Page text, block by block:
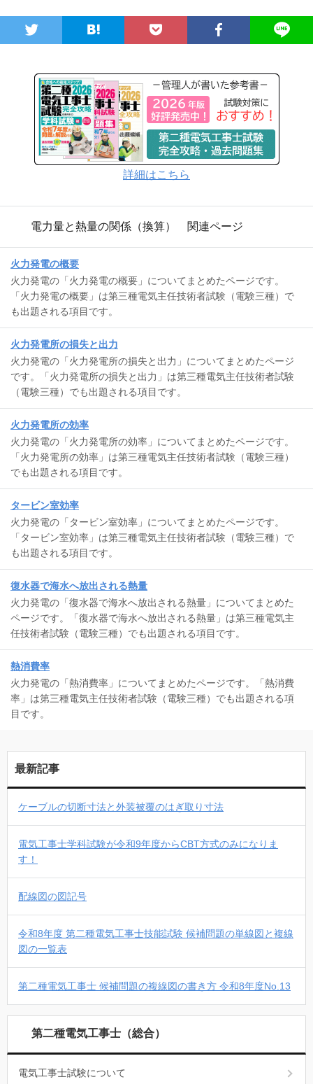
詳細はこちら
電力量と熱量の関係（換算） 関連ページ
火力発電の概要
火力発電の「火力発電の概要」についてまとめたページです。
「火力発電の概要」は第三種電気主任技術者試験（電験三種）で
も出題される項目です。
火力発電所の損失と出力
火力発電の「火力発電所の損失と出力」についてまとめたページ
です。「火力発電所の損失と出力」は第三種電気主任技術者試験
（電験三種）でも出題される項目です。
火力発電所の効率
火力発電の「火力発電所の効率」についてまとめたページです。
「火力発電所の効率」は第三種電気主任技術者試験（電験三種）
でも出題される項目です。
タービン室効率
火力発電の「タービン室効率」についてまとめたページです。
「タービン室効率」は第三種電気主任技術者試験（電験三種）で
も出題される項目です。
復水器で海水へ放出される熱量
火力発電の「復水器で海水へ放出される熱量」についてまとめた
ページです。「復水器で海水へ放出される熱量」は第三種電気主
任技術者試験（電験三種）でも出題される項目です。
熱消費率
火力発電の「熱消費率」についてまとめたページです。「熱消費
率」は第三種電気主任技術者試験（電験三種）でも出題される項
目です。
最新記事
ケーブルの切断寸法と外装被覆のはぎ取り寸法
電気工事士学科試験が令和9年度からCBT方式のみになりま
す！
配線図の図記号
令和8年度 第二種電気工事士技能試験 候補問題の単線図と複線
図の一覧表
第二種電気工事士 候補問題の複線図の書き方 令和8年度No.13
第二種電気工事士（総合）
電気工事士試験について